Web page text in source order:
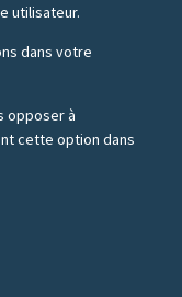
utilisateur.
dans votre
opposer à
cette option dans